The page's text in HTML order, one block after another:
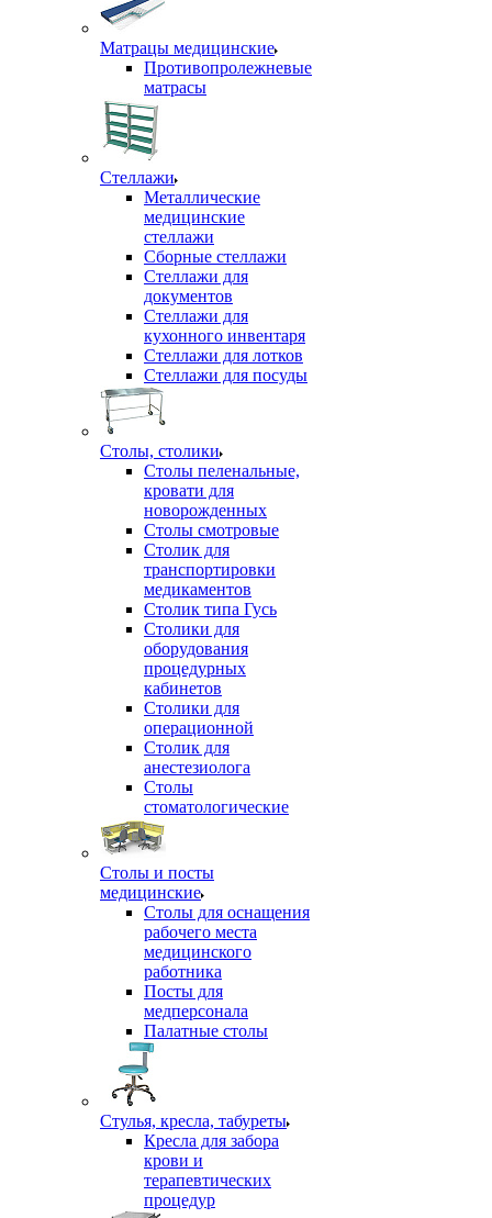
Матрацы медицинские
Противопролежневые
матрасы
Стеллажи
Металлические
медицинские
стеллажи
Сборные стеллажи
Стеллажи для
документов
Стеллажи для
кухонного инвентаря
Стеллажи для лотков
Стеллажи для посуды
Столы, столики
Столы пеленальные,
кровати для
новорожденных
Столы смотровые
Столик для
транспортировки
медикаментов
Столик типа Гусь
Столики для
оборудования
процедурных
кабинетов
Столики для
операционной
Столик для
анестезиолога
Столы
стоматологические
Столы и посты
медицинские
Столы для оснащения
рабочего места
медицинского
работника
Посты для
медперсонала
Палатные столы
Стулья, кресла, табуреты
Кресла для забора
крови и
терапевтических
процедур